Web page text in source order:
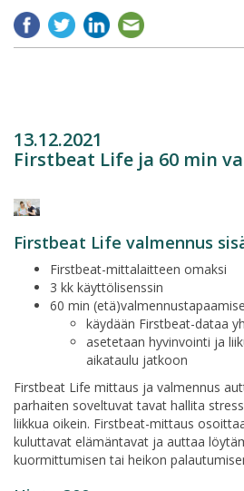
13.12.2021
Firstbeat Life ja 60 min
Firstbeat Life valmennus
Firstbeat-mittalaitteen omaksi
3 kk käyttölisenssin
60 min
käydään Firstbeat-dataa
asetetaan hyvinvointi ja
aikataulu jatkoon
Firstbeat Life mittaus ja valmennus
parhaiten soveltuvat tavat hallita
liikkua oikein. Firstbeat-mittaus
kuluttavat elämäntavat ja auttaa
kuormittumisen tai heikon